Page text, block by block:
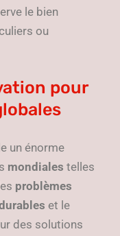
le bien
ou
pour
un énorme
mondiales telles
problèmes
et le
des solutions